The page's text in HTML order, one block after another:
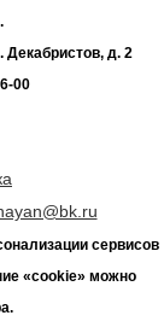
Декабристов, д. 2
00
сервисов
«cookie» можно